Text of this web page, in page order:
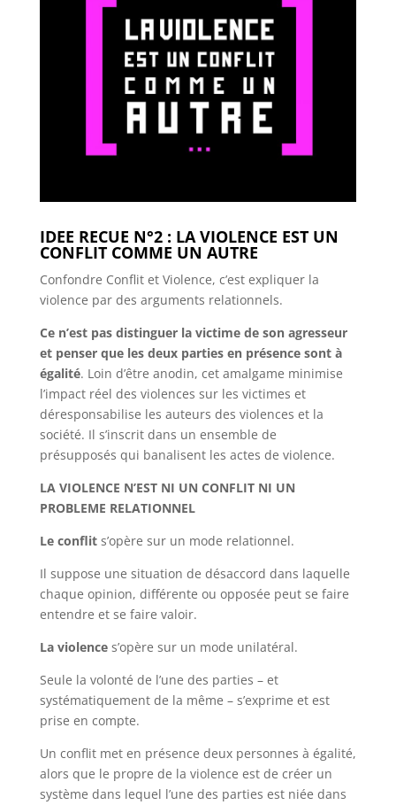
IDEE RECUE N°2 : LA VIOLENCE EST UN
CONFLIT COMME UN AUTRE
Confondre Conflit et Violence, c’est expliquer la
violence par des arguments relationnels.
Ce n’est pas distinguer la victime de son agresseur
et penser que les deux parties en présence sont à
égalité. Loin d’être anodin, cet amalgame minimise
l’impact réel des violences sur les victimes et
déresponsabilise les auteurs des violences et la
société. Il s’inscrit dans un ensemble de
présupposés qui banalisent les actes de violence.
LA VIOLENCE N’EST NI UN CONFLIT NI UN
PROBLEME RELATIONNEL
Le conflits’opère sur un mode relationnel.
Il suppose une situation de désaccord dans laquelle
chaque opinion, différente ou opposée peut se faire
entendre et se faire valoir.
La violences’opère sur un mode unilatéral.
Seule la volonté de l’une des parties – et
systématiquement de la même – s’exprime et est
prise en compte.
Un conflit met en présence deux personnes à égalité,
alors que le propre de la violence est de créer un
système dans lequel l’une des parties est niée dans